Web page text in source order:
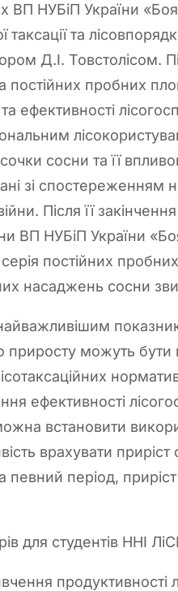
ВП НУБіП України
та
Д.І. Товстолісом.
постійних пробних
сосни та її
зі спостереженням
Після її
ВП НУБіП України
постійних
насаджень сосни
приросту можуть бути
ефективності
встановити
врахувати
період,
для студентів ННІ
продуктивності